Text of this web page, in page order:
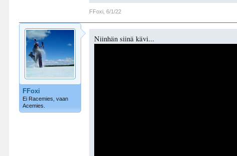
FFoxi 6/1/22
FFoxi
Ei Racemies, vaan
Acemies.
Niinhän siinä kävi...